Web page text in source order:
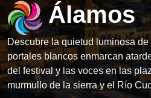
Álamos
Descubre la quietud luminosa
portales blancos enmarcan
del festival y las voces en las
murmullo de la sierra y el Río